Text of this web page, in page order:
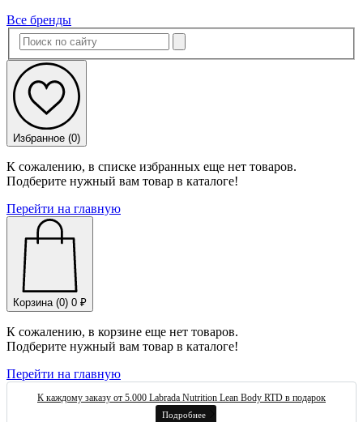
Все бренды
Избранное (0)
К сожалению, в списке избранных еще нет товаров.
Подберите нужный вам товар в каталоге!
Перейти на главную
Корзина (0) 0 ₽
К сожалению, в корзине еще нет товаров.
Подберите нужный вам товар в каталоге!
Перейти на главную
К каждому заказу от 5.000 Labrada Nutrition Lean Body RTD в подарок
Подробнее